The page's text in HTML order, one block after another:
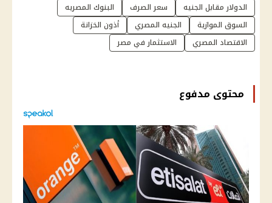
الدولار مقابل الجنيه سعر الصرف
البنوك المصريه
السوق الموازية
الجنيه المصري
أذون الخزانة
الاقتصاد المصري
الاستثمار في مصر
محتوى مدفوع